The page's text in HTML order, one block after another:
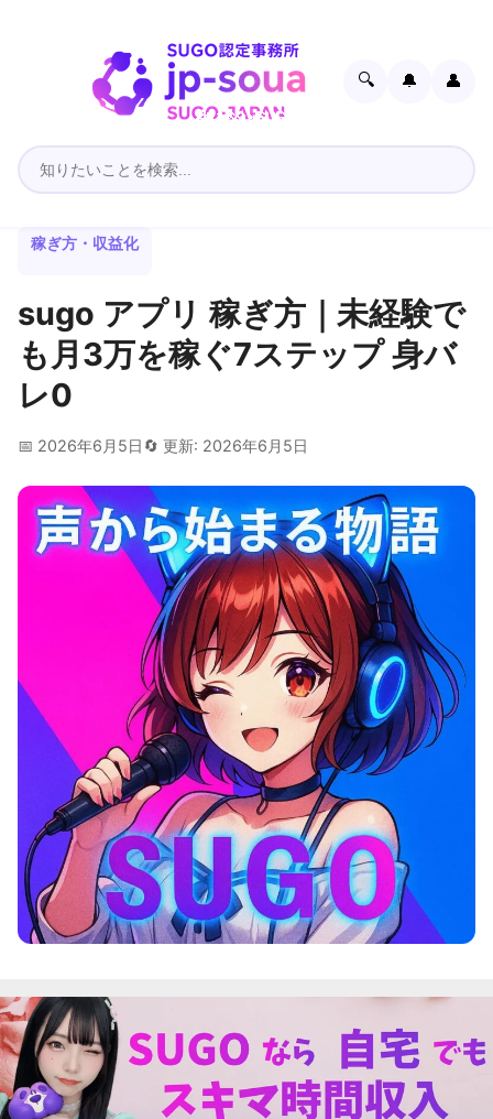
🔍 🔔 👤
稼ぎ方・収益化
sugo アプリ 稼ぎ方｜未経験で
も月3万を稼ぐ7ステップ 身バ
レ0
📅 2026年6月5日 🔄 更新: 2026年6月5日